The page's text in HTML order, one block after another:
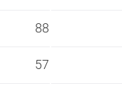
88
57